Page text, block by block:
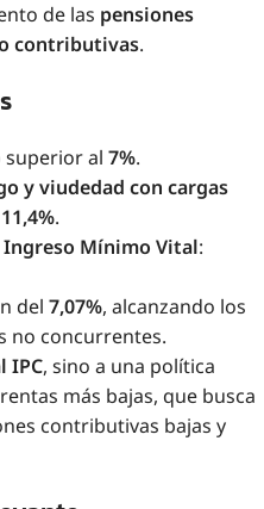
de las pensiones
contributivas.
superior al 7%.
y viudedad con cargas
11,4%.
Mínimo Vital:
del 7,07%, alcanzando los
no concurrentes.
IPC, sino a una política
más bajas, que busca
contributivas bajas y